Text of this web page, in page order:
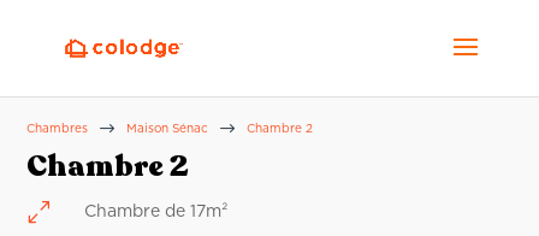
Chambres $ Maison Sénac $ Chambre 2
Chambre 2
0 Chambre de 17m²